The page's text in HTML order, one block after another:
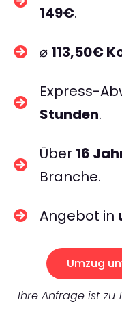
149€.
⌀ 113,50€
Express-
Stunden.
Über 16
Branche.
Angebot in
Umzug
Ihre Anfrage ist zu